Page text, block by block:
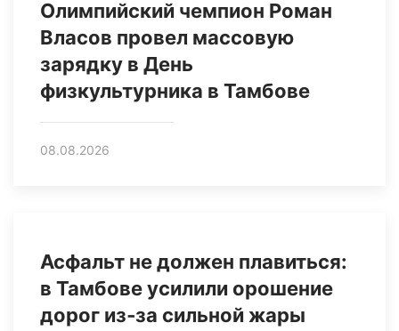
Олимпийский чемпион Роман
Власов провел массовую
зарядку в День
физкультурника в Тамбове
08.08.2026
Асфальт не должен плавиться:
в Тамбове усилили орошение
дорог из‑за сильной жары